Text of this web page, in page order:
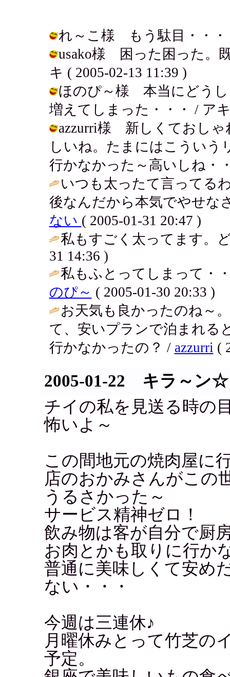
れ～こ様 もう駄目・・・
usako様 困った困った。
キ ( 2005-02-13 11:39 )
ほのぴ～様 本当にどうし
増えてしまった・・・ / ア
azzurri様 新しくておしゃ
しいね。たまにはこういう
行かなかった～高いしね・
いつも太ったて言ってる
後なんだから本気でやせな
ない ( 2005-01-31 20:47 )
私もすごく太ってます。
31 14:36 )
私もふとってしまって・
のぴ～ ( 2005-01-30 20:33 )
お天気も良かったのね～
て、安いプランで泊まれる
行かなかったの？ / azzurri (
2005-01-22 キラ～ン☆
チイの私を見送る時の
怖いよ～
この間地元の焼肉屋に
店のおかみさんがこの
うるさかった～
サービス精神ゼロ！
飲み物は客が自分で厨
お肉とかも取りに行か
普通に美味しくて安め
ない・・・
今週は三連休♪
月曜休みとって竹芝の
予定。